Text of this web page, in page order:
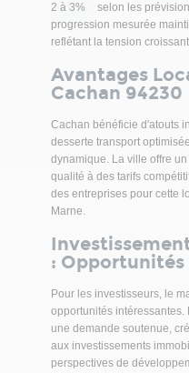
2 à 3%
selon les
progression mesurée
reflétant la tension
Avantages
Cachan 94230
Cachan bénéficie d'atouts
desserte transport
dynamique. La ville offre
qualité à des tarifs
des entreprises pour cette
Marne.
: Opportunités
Pour les investisseurs, le
opportunités
une demande soutenue,
aux investissements
perspectives de